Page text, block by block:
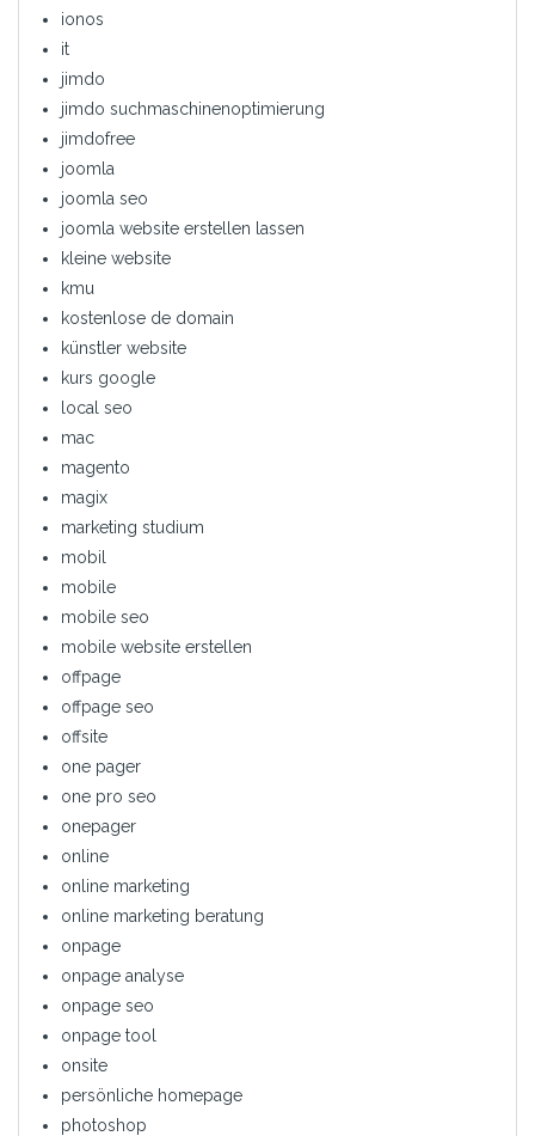
ionos
it
jimdo
jimdo suchmaschinenoptimierung
jimdofree
joomla
joomla seo
joomla website erstellen lassen
kleine website
kmu
kostenlose de domain
künstler website
kurs google
local seo
mac
magento
magix
marketing studium
mobil
mobile
mobile seo
mobile website erstellen
offpage
offpage seo
offsite
one pager
one pro seo
onepager
online
online marketing
online marketing beratung
onpage
onpage analyse
onpage seo
onpage tool
onsite
persönliche homepage
photoshop